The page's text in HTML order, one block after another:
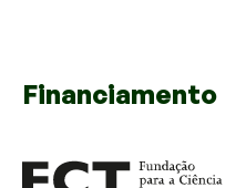
Financiamento